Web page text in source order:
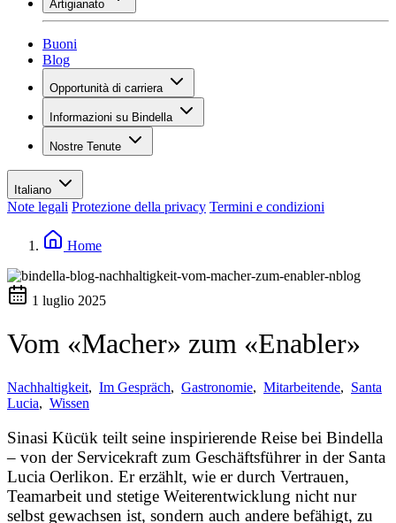
Assortimento
Conoscenza del vino
Artigianato
Panoramica
Buoni
Blog
Opportunità di carriera
Posti vacanti
I tuoi vantaggi
Valori
Informazioni su Bindella
Panoramica
Storia
Les Moby Dicks
Contatti
Sostenibilità
Nostre Tenute
Italiano
Note legali Protezione della privacy Termini e condizioni
Home
1 luglio 2025
Vom «Macher» zum «Enabler»
Nachhaltigkeit, Im Gespräch, Gastronomie, Mitarbeitende, Santa
Lucia, Wissen
Sinasi Kücük teilt seine inspirierende Reise bei Bindella
– von der Servicekraft zum Geschäftsführer in der Santa
Lucia Oerlikon. Er erzählt, wie er durch Vertrauen,
Teamarbeit und stetige Weiterentwicklung nicht nur
selbst gewachsen ist, sondern auch andere befähigt, zu